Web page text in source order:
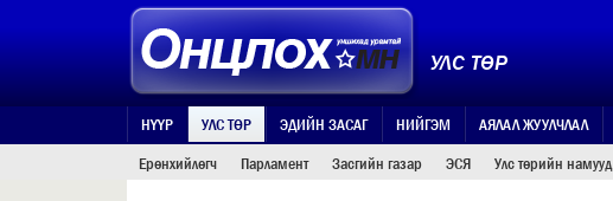
УЛС ТӨР
НҮҮР УЛС ТӨР ЭДИЙН ЗАСАГ НИЙГЭМ АЯЛАЛ ЖУУЛЧЛАЛ
Ерөнхийлөгч
Парламент Засгийн газар ЭСЯ Улс төрийн намууд